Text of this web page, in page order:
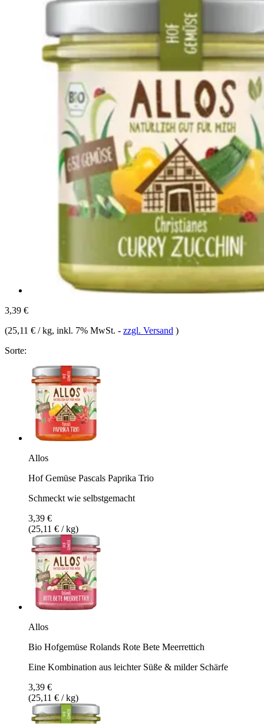
3,39 €
(25,11 € / kg, inkl. 7% MwSt. - zzgl. Versand )
Sorte:
Allos
Hof Gemüse Pascals Paprika Trio
Schmeckt wie selbstgemacht
3,39 €
(25,11 € / kg)
Allos
Bio Hofgemüse Rolands Rote Bete Meerrettich
Eine Kombination aus leichter Süße & milder Schärfe
3,39 €
(25,11 € / kg)